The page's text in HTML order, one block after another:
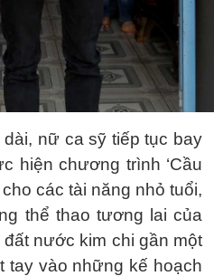
nữ ca sỹ tiếp tục bay
hiện chương trình ‘Cầu
các tài năng nhỏ tuổi,
thể thao tương lai của
nước kim chi gần một
tay vào những kế hoạch